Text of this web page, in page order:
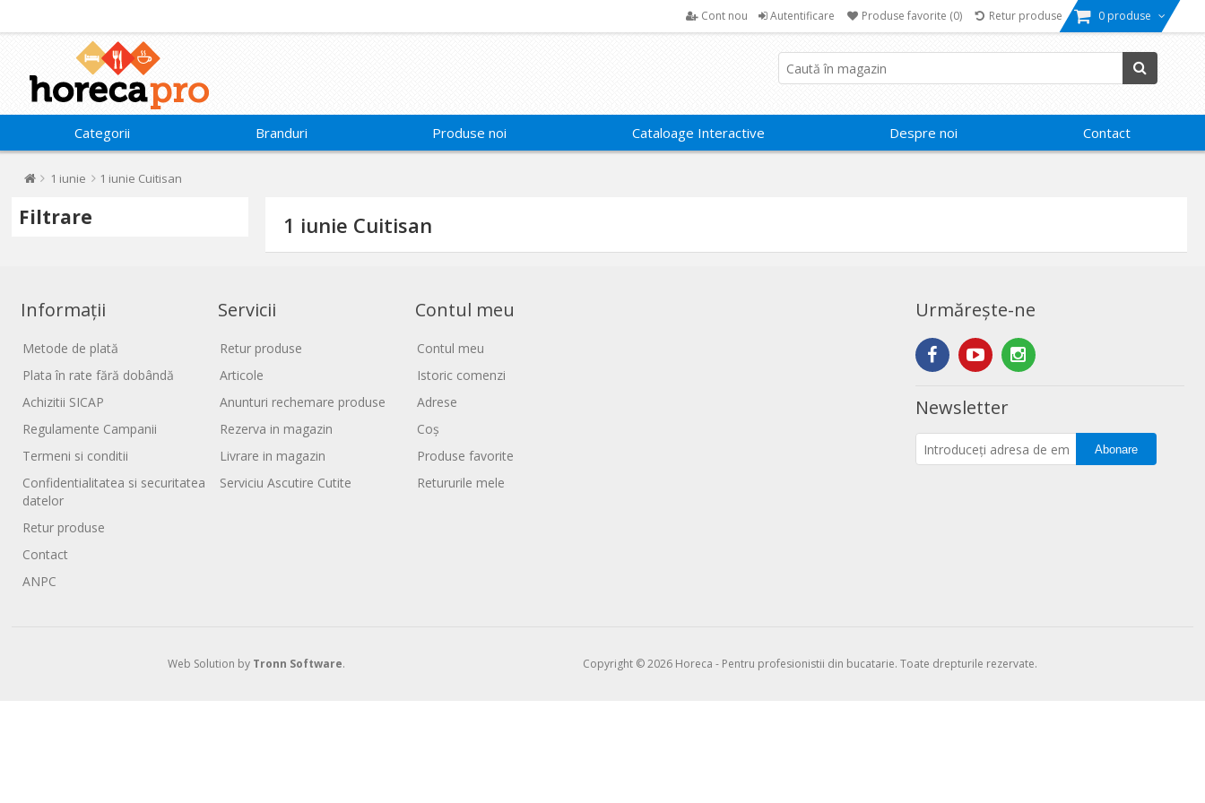
Cont nou Autentificare Produse favorite (0) Retur produse 0 produse
Categorii Branduri Produse noi Cataloage Interactive Despre noi Contact
1 iunie 1 iunie Cuitisan
Filtrare 1 iunie Cuitisan
Informații
Metode de plată
Plata în rate fără dobândă
Achizitii SICAP
Regulamente Campanii
Termeni si conditii
Confidentialitatea si securitatea
datelor
Retur produse
Contact
ANPC
Servicii
Retur produse
Articole
Anunturi rechemare produse
Rezerva in magazin
Livrare in magazin
Serviciu Ascutire Cutite
Contul meu
Contul meu
Istoric comenzi
Adrese
Coș
Produse favorite
Retururile mele
Urmărește-ne
Newsletter
Abonare
Copyright © 2026 Horeca - Pentru profesionistii din bucatarie. Toate drepturile rezervate.
Web Solution by Tronn Software.